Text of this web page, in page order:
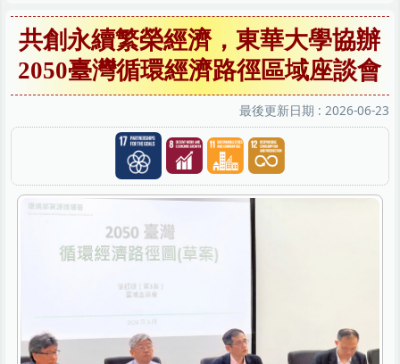
共創永續繁榮經濟，東華大學協辦
2050臺灣循環經濟路徑區域座談會
最後更新日期 : 2026-06-23